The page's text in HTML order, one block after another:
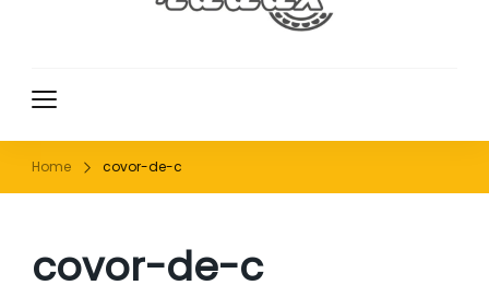
Home covor-de-c
covor-de-c